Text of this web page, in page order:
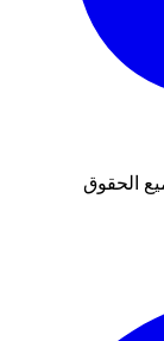
الحقوق